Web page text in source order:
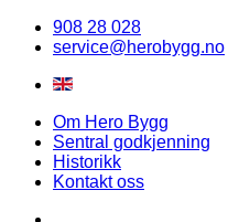
908 28 028
service@herobygg.no
Om Hero Bygg
Sentral godkjenning
Historikk
Kontakt oss